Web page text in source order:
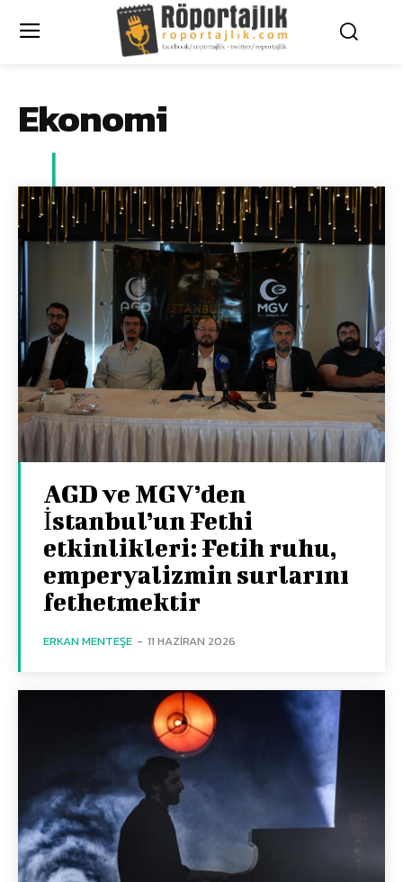
Ekonomi
AGD ve MGV’den
İstanbul’un Fethi
etkinlikleri: Fetih ruhu,
emperyalizmin surlarını
fethetmektir
ERKAN MENTEŞE - 11 HAZIRAN 2026